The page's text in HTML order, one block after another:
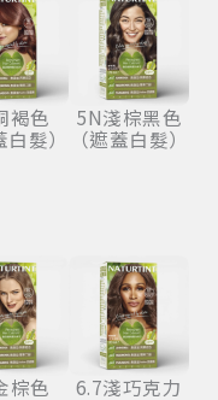
褐色
白髮）
5N淺棕黑色
（遮蓋白髮）
棕色
6.7淺巧克力